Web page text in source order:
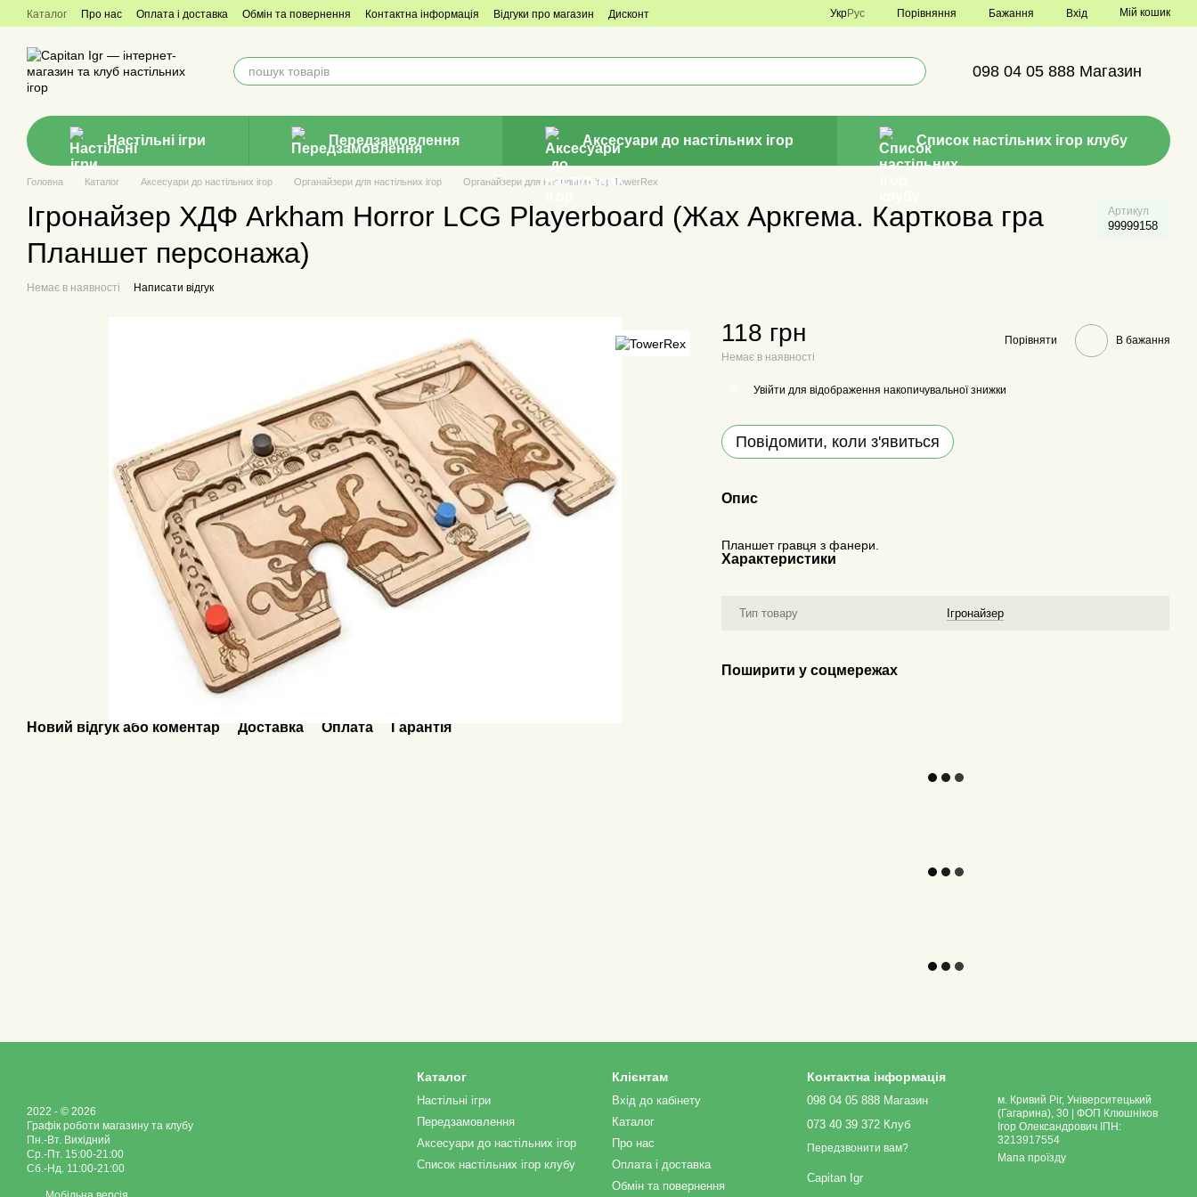
Перейти до основного контенту
Каталог Про нас Оплата і доставка Обмін та повернення Контактна інформація Відгуки про магазин Дисконт УкрРус Порівняння Бажання Вхід Мій кошик
098 04 05 888 Магазин
Настільні ігри Передзамовлення Аксесуари до настільних ігор Список настільних ігор клубу
Головна Каталог Аксесуари до настільних ігор Органайзери для настільних ігор Органайзери для настільних ігор TowerRex
Ігронайзер ХДФ Arkham Horror LCG Playerboard (Жах Аркгема. Карткова гра
Планшет персонажа)
Артикул
99999158
Немає в наявності Написати відгук
Новий відгук або коментар Доставка Оплата Гарантія
118 грн
Немає в наявності
Порівняти В бажання
Увійти для відображення накопичувальної знижки
Повідомити, коли з'явиться
Опис
Планшет гравця з фанери.
Характеристики
Тип товару Ігронайзер
Поширити у соцмережах
2022 - © 2026
Графік роботи магазину та клубу
Пн.-Вт. Вихідний
Ср.-Пт. 15:00-21:00
Сб.-Нд. 11:00-21:00
Каталог
Настільні ігри
Передзамовлення
Аксесуари до настільних ігор
Список настільних ігор клубу
Клієнтам
Вхід до кабінету
Каталог
Про нас
Оплата і доставка
Обмін та повернення
Контактна інформація
098 04 05 888 Магазин
073 40 39 372 Клуб
Передзвонити вам?
Capitan Igr
м. Кривий Ріг, Університецький
(Гагарина), 30 | ФОП Клюшніков
Ігор Олександрович ІПН:
3213917554
Мапа проїзду